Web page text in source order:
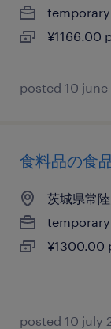
temporary
¥1166.00
posted 10 june
食料品の食
茨城県常
temporary
¥1300.00
posted 10 july